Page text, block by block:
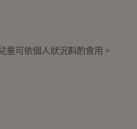
童可依個人狀況斟酌食用。